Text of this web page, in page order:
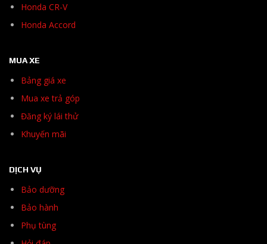
Honda CR-V
Honda Accord
MUA XE
Bảng giá xe
Mua xe trả góp
Đăng ký lái thử
Khuyến mãi
DỊCH VỤ
Bảo dưỡng
Bảo hành
Phụ tùng